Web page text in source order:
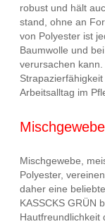
robust und hält
stand, ohne an
von Polyester ist
Baumwolle und
verursachen
Arbeitsalltag im
Mischgewebe,
Polyester,
daher eine
KASSCKS GRÜN
Hautfreundlichkeit